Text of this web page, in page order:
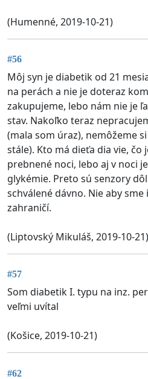
(Humenné, 2019-10-21)
#56
Môj syn je diabetik od 21
na perách a nie je doteraz
zakupujeme, lebo nám nie je
stav. Nakoľko teraz
(mala som úraz), nemôžeme
stále). Kto má dieťa dia vie, čo
prebnené noci, lebo aj v noci
glykémie. Preto sú senzory
schválené dávno. Nie aby
zahraničí.
(Liptovský Mikuláš, 2019-10-21)
#57
Som diabetik I. typu na inz.
veľmi uvítal
(Košice, 2019-10-21)
#62